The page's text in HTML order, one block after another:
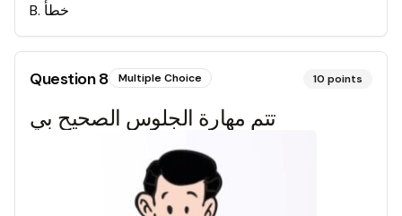
B. خطأ
Question8 Multiple Choice 10 points
تتم مهارة الجلوس الصحيح بي